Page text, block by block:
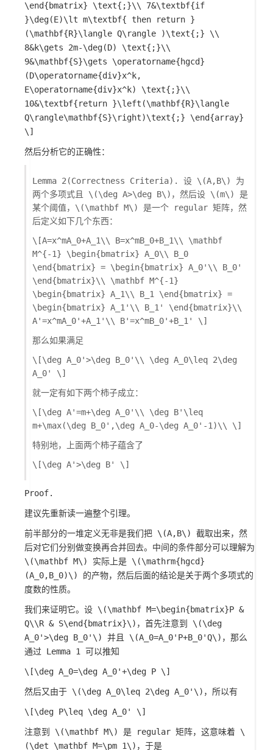
\end{bmatrix} \text{;}\\ 7&\textbf{if
}\deg(E)\lt m\textbf{ then return }
(\mathbf{R}\langle Q\rangle )\text{;} \\
8&k\gets 2m-\deg(D) \text{;}\\
9&\mathbf{S}\gets \operatorname{hgcd}
(D\operatorname{div}x^k,
E\operatorname{div}x^k) \text{;}\\
10&\textbf{return }\left(\mathbf{R}\langle
Q\rangle\mathbf{S}\right)\text{;} \end{array}
\]
然后分析它的正确性：
Lemma 2(Correctness Criteria). 设 \(A,B\)
为
两个多项式且 \(\deg A>\deg B\) ，然后设 \(m\)
是
某个阈值， \(\mathbf M\)
是一个 regular 矩阵，然
后定义如下几个东西：
\[A=x^mA_0+A_1\\ B=x^mB_0+B_1\\ \mathbf
M^{-1} \begin{bmatrix} A_0\\ B_0
\end{bmatrix} = \begin{bmatrix} A_0'\\ B_0'
\end{bmatrix}\\ \mathbf M^{-1}
\begin{bmatrix} A_1\\ B_1 \end{bmatrix} =
\begin{bmatrix} A_1'\\ B_1' \end{bmatrix}\\
A'=x^mA_0'+A_1'\\ B'=x^mB_0'+B_1' \]
那么如果满足
\[\deg A_0'>\deg B_0'\\ \deg A_0\leq 2\deg
A_0' \]
就一定有如下两个柿子成立：
\[\deg A'=m+\deg A_0'\\ \deg B'\leq
m+\max(\deg B_0',\deg A_0-\deg A_0'-1)\\ \]
特别地，上面两个柿子蕴含了
\[\deg A'>\deg B' \]
Proof.
建议先重新读一遍整个引理。
前半部分的一堆定义无非是我们把 \(A,B\)
截取出来，然
后对它们分别做变换再合并回去。中间的条件部分可以理解为
\(\mathbf M\)
实际上是 \(\mathrm{hgcd}
(A_0,B_0)\)
的产物，然后后面的结论是关于两个多项式的
度数的性质。
我们来证明它。设 \(\mathbf M=\begin{bmatrix}P &
Q\\R & S\end{bmatrix}\) ，首先注意到 \(\deg
A_0'>\deg B_0'\)
并且 \(A_0=A_0'P+B_0'Q\) ，那么
通过 Lemma 1 可以推知
\[\deg A_0=\deg A_0'+\deg P \]
然后又由于 \(\deg A_0\leq 2\deg A_0'\) ，所以有
\[\deg P\leq \deg A_0' \]
注意到 \(\mathbf M\) 是 regular 矩阵，这意味着 \
(\det \mathbf M=\pm 1\) ，于是